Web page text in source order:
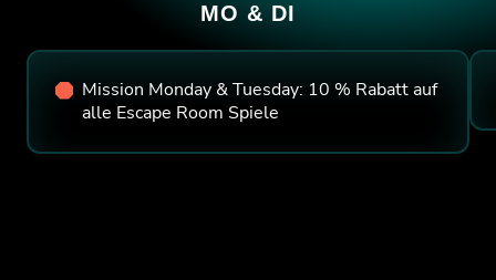
MO & DI
Mission Monday & Tuesday: 10 % Rabatt auf
alle Escape Room Spiele